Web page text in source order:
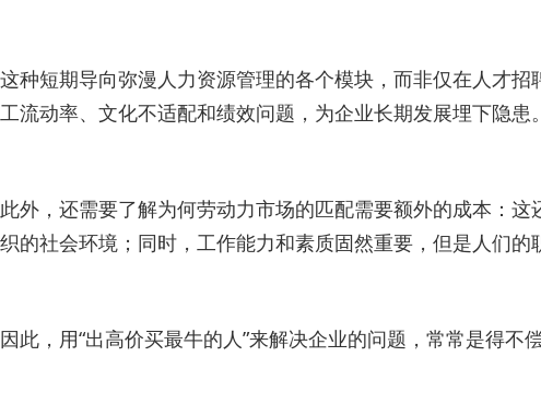
这种短期导向弥漫人力资源管理的各个模块，而非仅在人才
工流动率、文化不适配和绩效问题，为企业长期发展埋下隐患。
此外，还需要了解为何劳动力市场的匹配需要额外的成本：
织的社会环境；同时，工作能力和素质固然重要，但是人们
因此，用“出高价买最牛的人”来解决企业的问题，常常是得不